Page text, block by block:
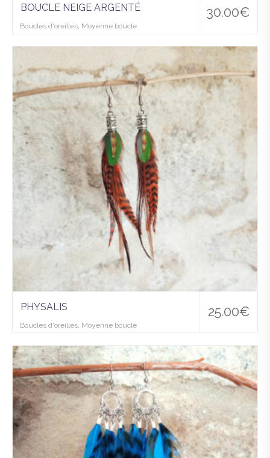
30.00€
BOUCLE NEIGE ARGENTÉ
Boucles d'oreilles, Moyenne boucle
uter
à la
wis
25.00€
PHYSALIS
Boucles d'oreilles, Moyenne boucle
Ajo
uter
à la
wis
hlist